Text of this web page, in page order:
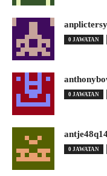
0 JAWATAN
0 JAWATAN
0 JAWATAN